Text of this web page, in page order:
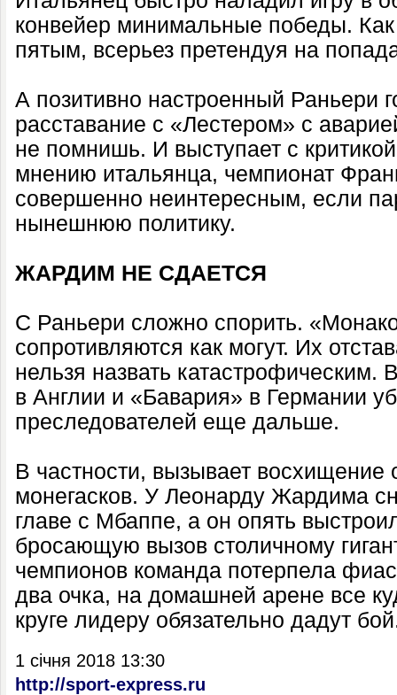
конвейер минимальные победы. Как
пятым, всерьез претендуя на
А позитивно настроенный Раньери
расставание с «Лестером» с
не помнишь. И выступает с
мнению итальянца, чемпионат
совершенно неинтересным, если
нынешнюю политику.
ЖАРДИМ НЕ СДАЕТСЯ
С Раньери сложно спорить.
сопротивляются как могут. Их
нельзя назвать катастрофическим.
в Англии и «Бавария» в Германии
преследователей еще дальше.
В частности, вызывает восхищение
монегасков. У Леонарду Жардима
главе с Мбаппе, а он опять
бросающую вызов столичному
чемпионов команда потерпела
два очка, на домашней арене все
круге лидеру обязательно дадут
1 січня 2018 13:30
http://sport-express.ru